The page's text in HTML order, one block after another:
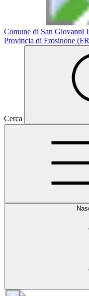
Comune di San Giovanni
Provincia di Frosinone
Cerca